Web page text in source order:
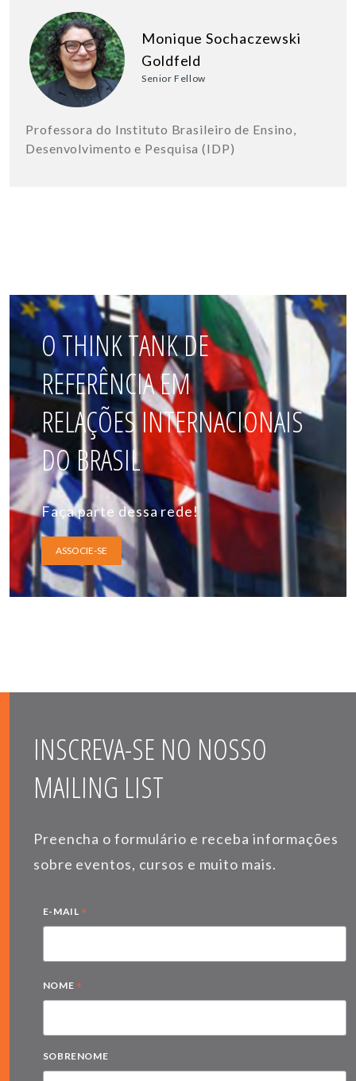
Monique Sochaczewski
Goldfeld
Senior Fellow
Professora do Instituto Brasileiro de Ensino,
Desenvolvimento e Pesquisa (IDP)
O THINK TANK DE
REFERÊNCIA EM
RELAÇÕES INTERNACIONAIS
DO BRASIL
Faça parte dessa rede!
ASSOCIE-SE
INSCREVA-SE NO NOSSO
MAILING LIST
Preencha o formulário e receba informações
sobre eventos, cursos e muito mais.
E-MAIL *
NOME *
SOBRENOME